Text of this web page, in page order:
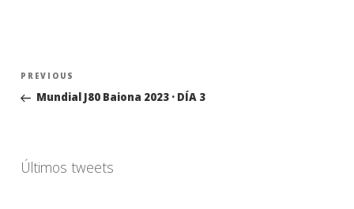
Navegación
entradas
Previous
Post
PREVIOUS
Mundial J80 Baiona 2023 · DÍA 3
Últimos tweets